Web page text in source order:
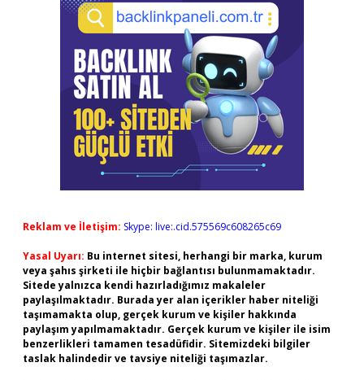
Reklam ve İletişim: Skype: live:.cid.575569c608265c69
Yasal Uyarı: Bu internet sitesi, herhangi bir marka, kurum
veya şahıs şirketi ile hiçbir bağlantısı bulunmamaktadır.
Sitede yalnızca kendi hazırladığımız makaleler
paylaşılmaktadır. Burada yer alan içerikler haber niteliği
taşımamakta olup, gerçek kurum ve kişiler hakkında
paylaşım yapılmamaktadır. Gerçek kurum ve kişiler ile isim
benzerlikleri tamamen tesadüfidir. Sitemizdeki bilgiler
taslak halindedir ve tavsiye niteliği taşımazlar.